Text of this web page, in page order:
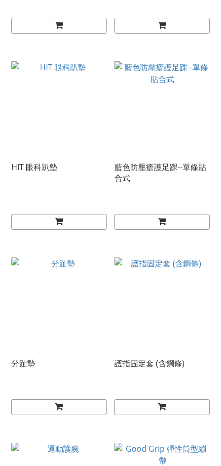
HIT 眼科趴墊
藍色防壓瘡護足踝--單條貼
合式
分趾墊 護指固定套 (含鋼條)